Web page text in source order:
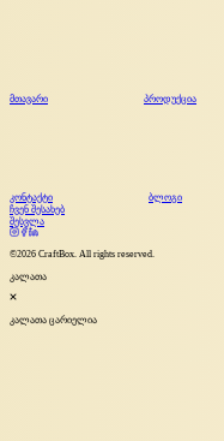
მთავარი პროდუქცია
კონტაქტი
ბლოგი
ჩვენ შესახებ
შესვლა
©2026 CraftBox. All rights reserved.
კალათა
კალათა ცარიელია